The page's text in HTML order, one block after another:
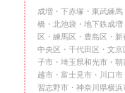
成増・下赤塚・東武練
橋・北池袋・地下鉄成
区・練馬区・豊島区・
中央区・千代田区・文
子市・埼玉県和光市・
越市・富士見市・川口
習志野市・神奈川県横